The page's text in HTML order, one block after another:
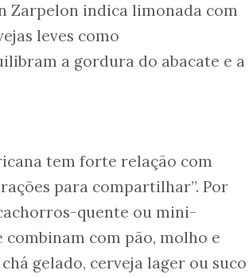
Zarpelon indica limonada com
leves como
a gordura do abacate e a
tem forte relação com
para compartilhar”. Por
quente ou mini-
combinam com pão, molho e
gelado, cerveja lager ou suco